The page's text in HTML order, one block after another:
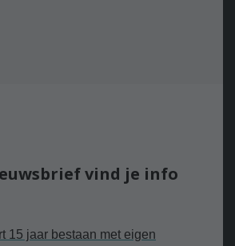
vind je info
15 jaar bestaan met eigen